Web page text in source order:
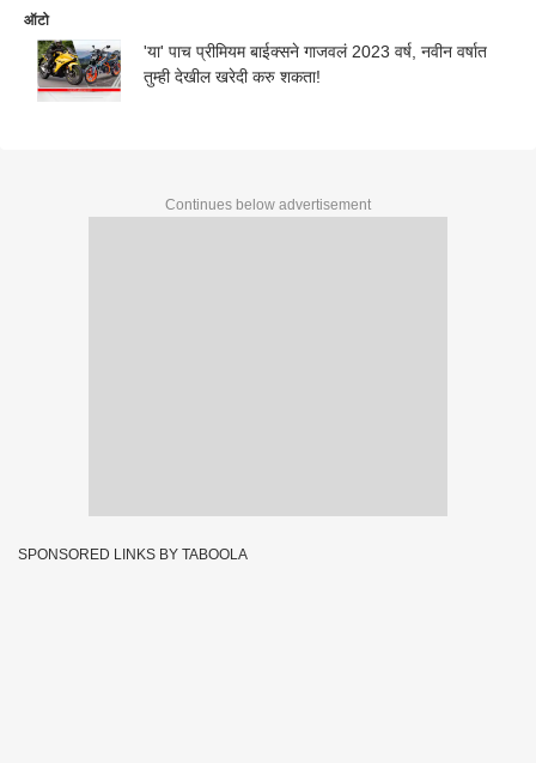
ऑटो
'या' पाच प्रीमियम बाईक्सने गाजवलं 2023 वर्ष, नवीन वर्षात
तुम्ही देखील खरेदी करु शकता!
Continues below advertisement
SPONSORED LINKS BY TABOOLA